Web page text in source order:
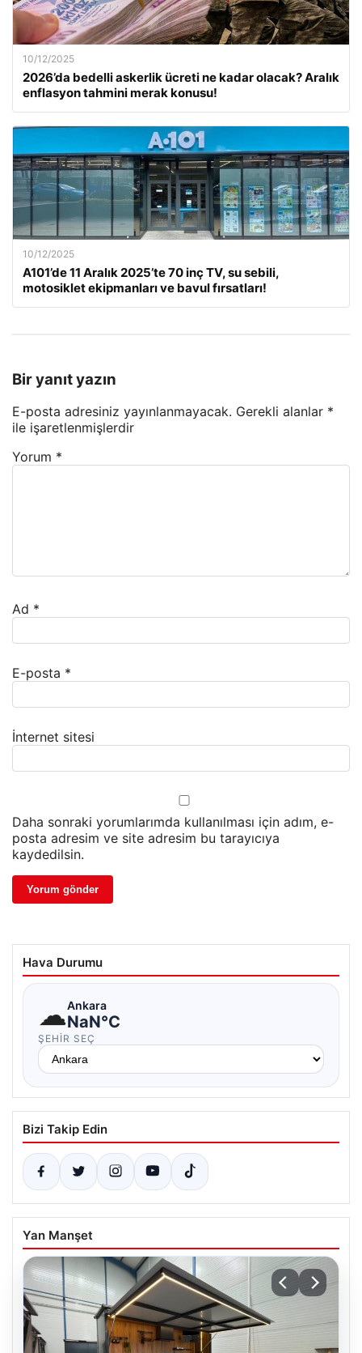
10/12/2025
2026’da bedelli askerlik ücreti ne kadar olacak? Aralık
enflasyon tahmini merak konusu!
10/12/2025
A101’de 11 Aralık 2025’te 70 inç TV, su sebili,
motosiklet ekipmanları ve bavul fırsatları!
Bir yanıt yazın
E-posta adresiniz yayınlanmayacak. Gerekli alanlar *
ile işaretlenmişlerdir
Yorum *
Ad *
E-posta *
İnternet sitesi
Daha sonraki yorumlarımda kullanılması için adım, e-
posta adresim ve site adresim bu tarayıcıya
kaydedilsin.
Hava Durumu
☁Ankara
NaN°C
ŞEHIR SEÇ
Bizi Takip Edin
Yan Manşet